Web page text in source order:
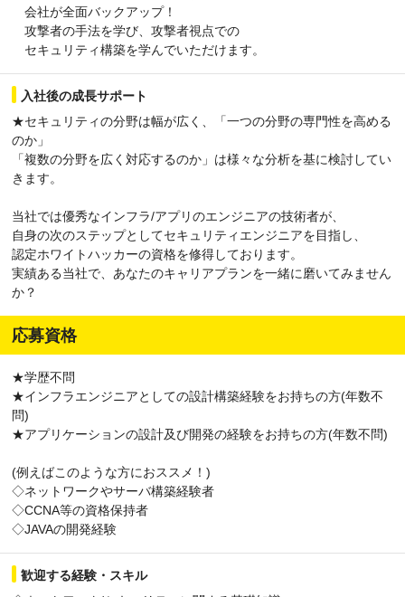
会社が全面バックアップ！
攻撃者の手法を学び、攻撃者視点での
セキュリティ構築を学んでいただけます。
入社後の成長サポート
★セキュリティの分野は幅が広く、「一つの分野の専門性を高める
のか」
「複数の分野を広く対応するのか」は様々な分析を基に検討してい
きます。
当社では優秀なインフラ/アプリのエンジニアの技術者が、
自身の次のステップとしてセキュリティエンジニアを目指し、
認定ホワイトハッカーの資格を修得しております。
実績ある当社で、あなたのキャリアプランを一緒に磨いてみません
か？
応募資格
★学歴不問
★インフラエンジニアとしての設計構築経験をお持ちの方(年数不
問)
★アプリケーションの設計及び開発の経験をお持ちの方(年数不問)
(例えばこのような方におススメ！)
◇ネットワークやサーバ構築経験者
◇CCNA等の資格保持者
◇JAVAの開発経験
歓迎する経験・スキル